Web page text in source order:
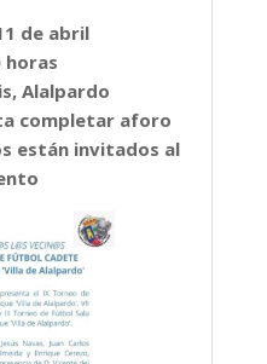
de abril
horas
Alalpardo
completar aforo
están invitados al